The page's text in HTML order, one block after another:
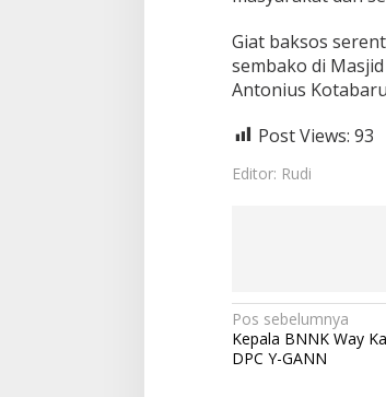
Giat baksos
sembako di
Antonius
Post Views: 93
Editor: Rudi
N
a
Pos sebelumnya
Kepala BNNK Way
DPC Y-GANN